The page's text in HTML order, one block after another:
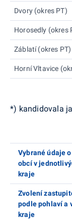
Dvory (okres PT)
Horosedly (okres
Záblatí (okres PT)
Horní Vltavice
*) kandidovala
Vybrané údaje
obcí v
kraje
Zvolení
podle pohlaví a
kraje